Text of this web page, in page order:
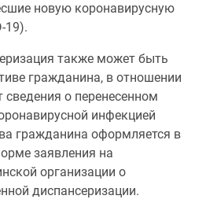
новую коронавирусную
19).
также может быть
гражданина, в отношении
сведения о перенесенном
инфекцией
гражданина оформляется в
заявления ‎на
организации о
диспансеризации.